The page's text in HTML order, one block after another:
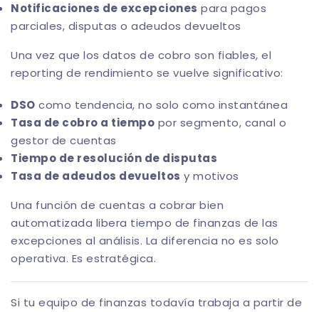
Notificaciones de excepciones para pagos
parciales, disputas o adeudos devueltos
Una vez que los datos de cobro son fiables, el
reporting de rendimiento se vuelve significativo:
DSO como tendencia, no solo como instantánea
Tasa de cobro a tiempo por segmento, canal o
gestor de cuentas
Tiempo de resolución de disputas
Tasa de adeudos devueltos y motivos
Una función de cuentas a cobrar bien
automatizada libera tiempo de finanzas de las
excepciones al análisis. La diferencia no es solo
operativa. Es estratégica.
Si tu equipo de finanzas todavía trabaja a partir de